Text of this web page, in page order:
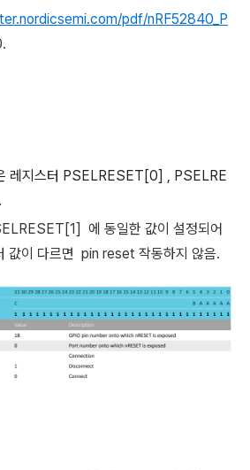
pdf/nRF52840_P
레지스터 PSELRESET[0] , PSELRE
에 동일한 값이 설정되어
값이 다르면 pin reset 작동하지 않음.